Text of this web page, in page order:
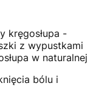
kręgosłupa -
z wypustkami
w naturalnej
bólu i